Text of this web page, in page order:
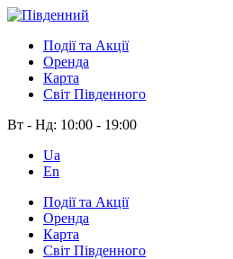
Події та Акції
Оренда
Карта
Світ Південного
Вт - Нд: 10:00 - 19:00
Ua
En
Події та Акції
Оренда
Карта
Світ Південного